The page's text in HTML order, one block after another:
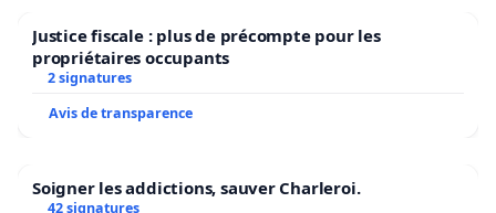
Justice fiscale : plus de précompte pour les
propriétaires occupants
2 signatures
Avis de transparence
Soigner les addictions, sauver Charleroi.
42 signatures